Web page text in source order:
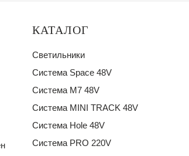
КАТАЛОГ
Светильники
Система Space 48V
Система M7 48V
Система MINI TRACK 48V
Система Hole 48V
Система PRO 220V